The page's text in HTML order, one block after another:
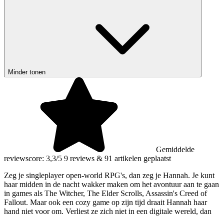
Minder tonen
Gemiddelde
reviewscore: 3,3/5 9 reviews & 91 artikelen geplaatst
Zeg je singleplayer open-world RPG's, dan zeg je Hannah. Je kunt
haar midden in de nacht wakker maken om het avontuur aan te gaan
in games als The Witcher, The Elder Scrolls, Assassin's Creed of
Fallout. Maar ook een cozy game op zijn tijd draait Hannah haar
hand niet voor om. Verliest ze zich niet in een digitale wereld, dan